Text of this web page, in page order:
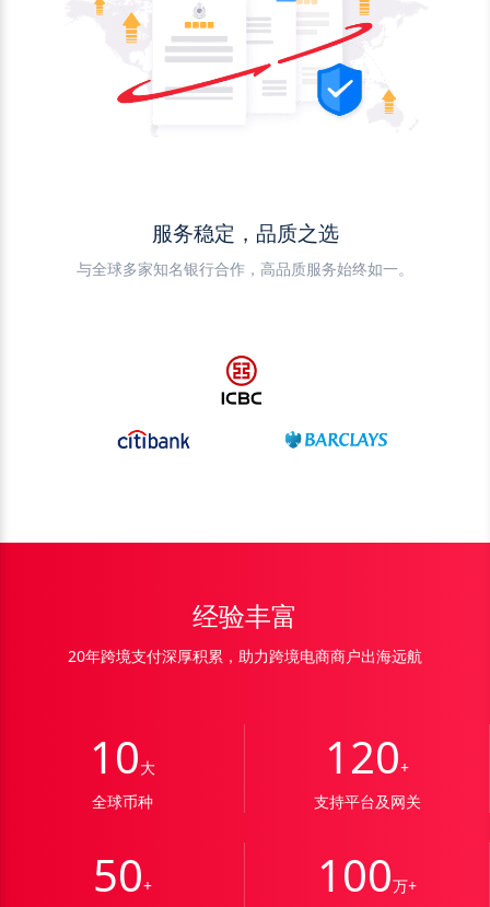
服务稳定，品质之选
与全球多家知名银行合作，高品质服务始终如一。
经验丰富
20年跨境支付深厚积累，助力跨境电商商户出海远航
10大
全球币种
120+
支持平台及网关
50+
100万+